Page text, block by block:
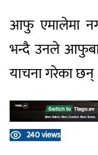
आफु एमालेमा
भन्दै उनले
याचना गरेका छन्
240 views